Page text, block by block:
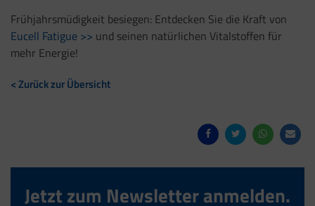
Frühjahrsmüdigkeit besiegen: Entdecken Sie die Kraft von
Eucell Fatigue >> und seinen natürlichen Vitalstoffen für
mehr Energie!
< Zurück zur Übersicht
Jetzt zum Newsletter anmelden.